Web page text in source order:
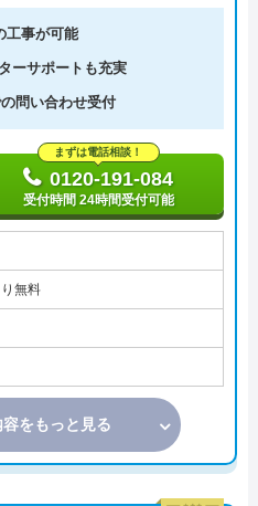
工事が可能
ーサポートも充実
問い合わせ受付
まずは電話相談！
0120-191-084
受付時間 24時間受付可能
無料
をもっと見る